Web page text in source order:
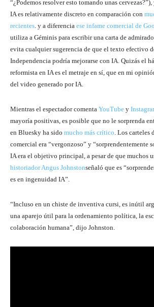
“¿Podemos resolver esto tomando unas
IA es relativamente discreto en comparación con
recientes . y a diferencia ese infame comercial de
utiliza a Géminis para escribir una carta de
evita cualquier sugerencia de que el texto efectivo
Independencia podría mejorarse con IA. Quizás el
reformista en IA es el metraje en sí, que en mi
del video generado por IA.
Mientras el espectador comenta YouTube y
mayoría positivas, es posible que no le sorprenda
en Bluesky ha sido mucho más crítico . Los carteles
comercial era “vergonzoso” y “sorprendentemente
IA era el objetivo principal, a pesar de que muchos
historiador Angus Johnstonseñaló que es
es en ingenuidad IA”.
“Incluso en un chiste de inventiva cursi, es inútil
una aparejo útil para la ordenamiento política, la
colaboración humana”, dijo Johnston.